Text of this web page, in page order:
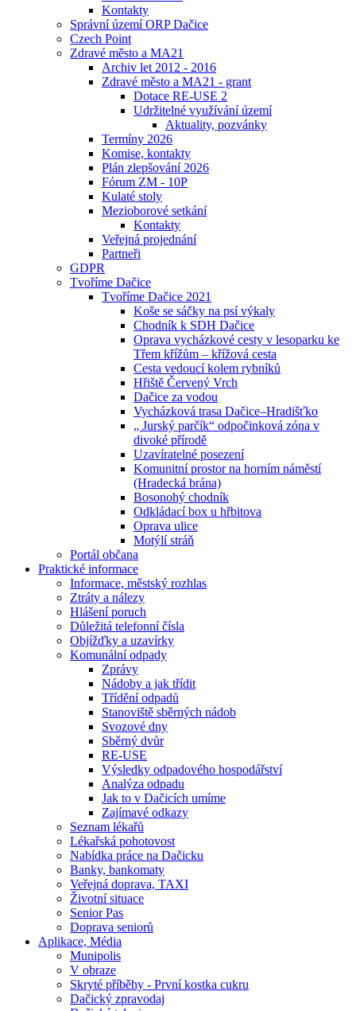
Kontakty
Správní území ORP Dačice
Czech Point
Zdravé město a MA21
Archiv let 2012 - 2016
Zdravé město a MA21 - grant
Dotace RE-USE 2
Udržitelné využívání území
Aktuality, pozvánky
Termíny 2026
Komise, kontakty
Plán zlepšování 2026
Fórum ZM - 10P
Kulaté stoly
Mezioborové setkání
Kontakty
Veřejná projednání
Partneři
GDPR
Tvoříme Dačice
Tvoříme Dačice 2021
Koše se sáčky na psí výkaly
Chodník k SDH Dačice
Oprava vycházkové cesty v lesoparku ke
Třem křížům – křížová cesta
Cesta vedoucí kolem rybníků
Hřiště Červený Vrch
Dačice za vodou
Vycházková trasa Dačice–Hradišťko
„ Jurský parčík“ odpočinková zóna v
divoké přírodě
Uzavíratelné posezení
Komunitní prostor na horním náměstí
(Hradecká brána)
Bosonohý chodník
Odkládací box u hřbitova
Oprava ulice
Motýlí stráň
Portál občana
Praktické informace
Informace, městský rozhlas
Ztráty a nálezy
Hlášení poruch
Důležitá telefonní čísla
Objížďky a uzavírky
Komunální odpady
Zprávy
Nádoby a jak třídit
Třídění odpadů
Stanoviště sběrných nádob
Svozové dny
Sběrný dvůr
RE-USE
Výsledky odpadového hospodářství
Analýza odpadu
Jak to v Dačicích umíme
Zajímavé odkazy
Seznam lékařů
Lékařská pohotovost
Nabídka práce na Dačicku
Banky, bankomaty
Veřejná doprava, TAXI
Životní situace
Senior Pas
Doprava seniorů
Aplikace, Média
Munipolis
V obraze
Skryté příběhy - První kostka cukru
Dačický zpravodaj